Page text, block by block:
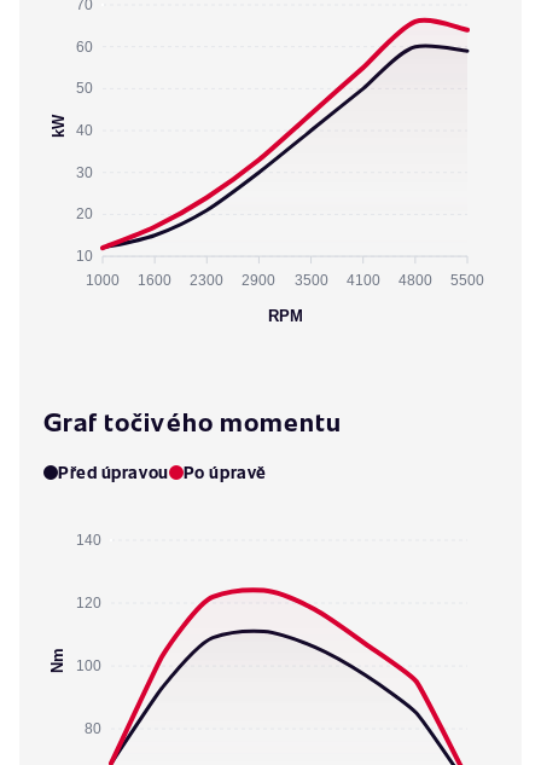
70
60
50
40
30
20
10
kW
1000 1600 2300 2900 3500 4100 4800 5500
RPM
Graf točivého momentu
Před úpravou Po úpravě
140
120
100
80
Nm